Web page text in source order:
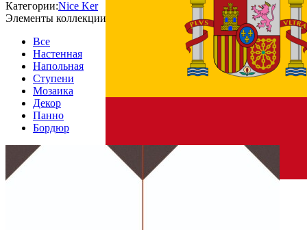
Страна производства
Категории:Nice Ker
Элементы коллекции
Все
Настенная
Напольная
Ступени
Мозаика
Декор
Панно
Бордюр